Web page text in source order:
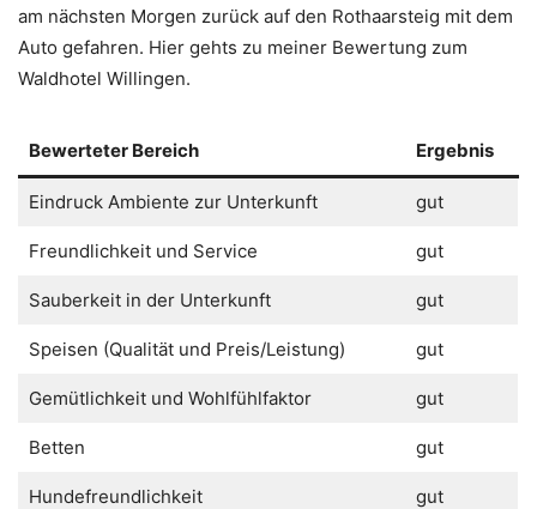
am nächsten Morgen zurück auf den Rothaarsteig mit dem
Auto gefahren. Hier gehts zu meiner Bewertung zum
Waldhotel Willingen.
Bewerteter Bereich Ergebnis
Eindruck Ambiente zur Unterkunft gut
Freundlichkeit und Service gut
Sauberkeit in der Unterkunft gut
Speisen (Qualität und Preis/Leistung) gut
Gemütlichkeit und Wohlfühlfaktor gut
Betten gut
Hundefreundlichkeit gut